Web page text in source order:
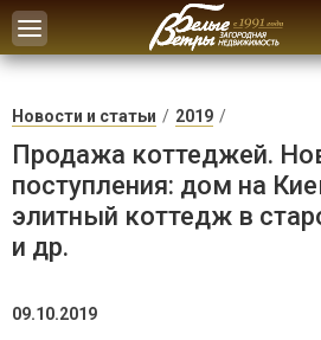
Toggle
navigation
Новости и статьи 2019
Продажа коттеджей.
поступления: дом на
элитный коттедж в
и др.
09.10.2019